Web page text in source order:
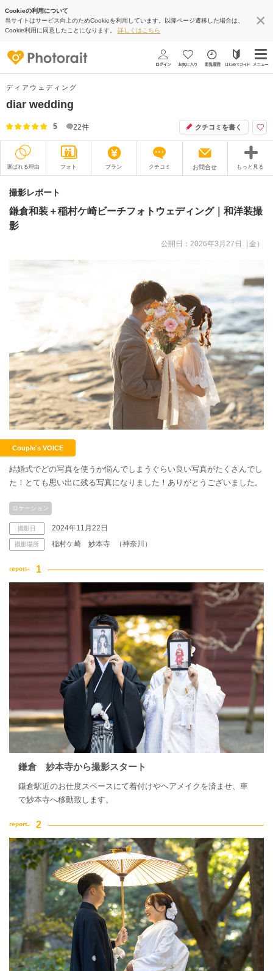
Cookieの利用について
当サイトはサービス向上のためCookieを利用しています。以降ページ遷移した場合は、
Cookie利用に同意したことになります。 詳しくはこちら
ディアウェディング
diar wedding
5 22件 クチコミを書く
選ばれる理由 フォト プラン クチコミ お問合せ もっと見る
撮影レポート
衣装 ムービー
海での撮影 ペットと撮影
家族・友人と撮影
持ち込み衣装
豊富なドレス
ヘアメイクリハーサル
撮影レポート
鎌倉和装＋稲村ケ崎ビーチフォトウェディング｜和洋装撮
影
公開日：2026年3月27日（金）
Couple's VOICE
結婚式でどの写真を使うか悩んでしまうぐらい良い写真がたくさんでし
た！とても思い出に残る写真になりました！ありがとうございました。
ロケーション
撮影日 2024年11月22日
撮影場所 稲村ケ崎 妙本寺 （神奈川）
鎌倉 妙本寺から撮影スタート
鎌倉駅近のお仕度スペースにて着付けやヘアメイクを済ませ、車
で妙本寺へ移動致します。